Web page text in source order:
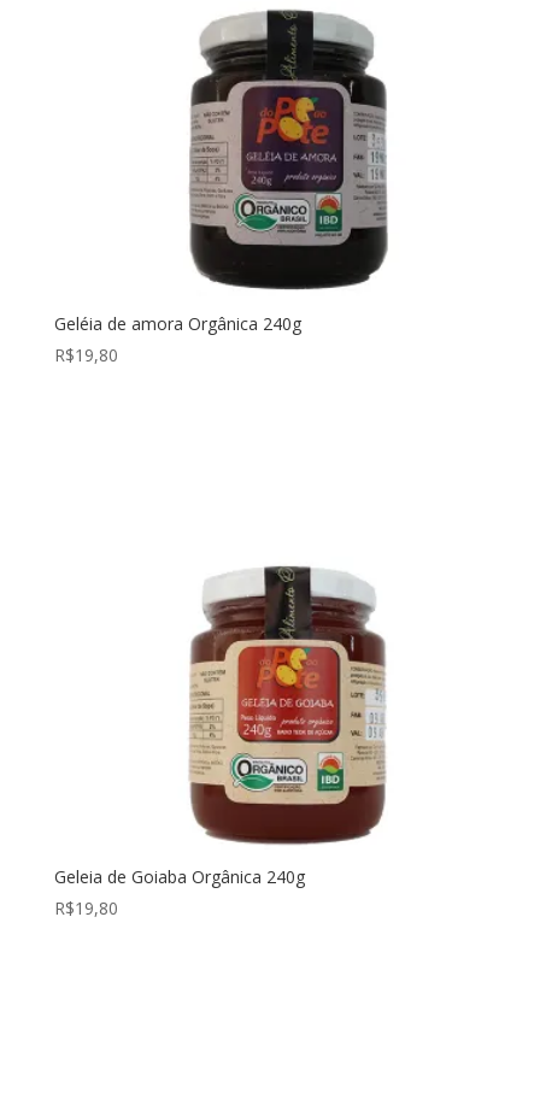
Geléia de amora Orgânica 240g
R$19,80
Geleia de Goiaba Orgânica 240g
R$19,80